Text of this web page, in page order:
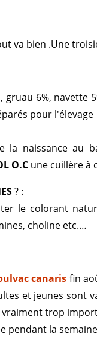
va bien .Une
, gruau 6%, navette
pour
la naissance au
O.C une cuillère à
? :
le colorant
choline etc.…
canaris fin
et jeunes sont
trop
pendant la